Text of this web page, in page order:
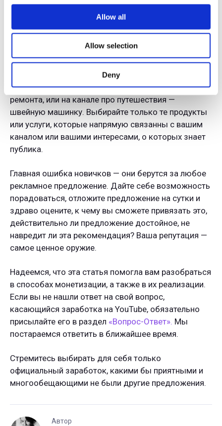
Allow all
Allow selection
Deny
залог успеха. Только при таком отношении к
доверие зрителей.
Еще одно золотое правило —реклама должна
Согласитесь, что нелепо на
канале геймера рекламировать инструменты для
ремонта, или на канале про путешествия —
швейную машинку. Выбирайте только те продукты
или услуги, которые напрямую связанны с вашим
каналом или вашими интересами, о которых знает
публика.
Главная ошибка новичков — они берутся за любое
рекламное предложение. Дайте себе возможность
порадоваться, отложите предложение на сутки и
здраво оцените, к чему вы сможете привязать это,
действительно ли предложение достойное, не
навредит ли эта рекомендация? Ваша репутация —
самое ценное оружие.
Надеемся, что эта статья помогла вам разобраться
в способах монетизации, а также в их реализации.
Если вы не нашли ответ на свой вопрос,
касающийся заработка на YouTube, обязательно
присылайте его в раздел «Вопрос-Ответ». Мы
постараемся ответить в ближайшее время.
Стремитесь выбирать для себя только
официальный заработок, какими бы приятными и
многообещающими не были другие предложения.
Автор